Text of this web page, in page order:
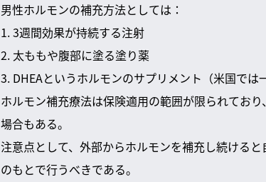
男性ホルモンの補充方法としては：
1. 3週間効果が持続する注射
2. 太ももや腹部に塗る塗り薬
3. DHEAというホルモンのサプリメント（米国では
ホルモン補充療法は保険適用の範囲が限られてお
場合もある。
注意点として、外部からホルモンを補充し続ける
のもとで行うべきである。